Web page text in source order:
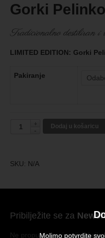
Gorki
Tradicionalno destiliran i
LIMITED EDITION: Gorki
Pakiranje
Dodaj u košaricu
SKU: N/A
Pribilježite se za
Ne propustite najnovije
Molimo potvrdite